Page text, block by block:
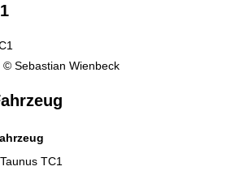
© Sebastian Wienbeck
TC1